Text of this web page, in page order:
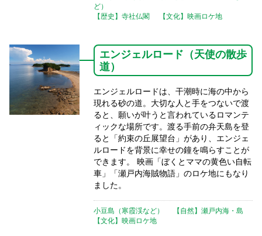
ど）
【歴史】寺社仏閣
【文化】映画ロケ地
エンジェルロード（天使の散歩
道）
エンジェルロードは、干潮時に海の中から
現れる砂の道。大切な人と手をつないで渡
ると、願いが叶うと言われているロマンテ
ィックな場所です。渡る手前の弁天島を登
ると「約束の丘展望台」があり、エンジェ
ルロードを背景に幸せの鐘を鳴らすことが
できます。 映画「ぼくとママの黄色い自転
車」「瀬戸内海賊物語」のロケ地にもなり
ました。
小豆島（寒霞渓など）
【自然】瀬戸内海・島
【文化】映画ロケ地